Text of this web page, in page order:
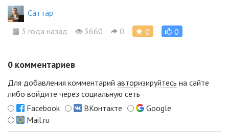
Cаттар
3 года назад
3660 0 0 0
0 комментариев
Для добавления комментарий авторизируйтесь на сайте
либо войдите через социальную сеть
Facebook
ВКонтакте
Google
Mail.ru